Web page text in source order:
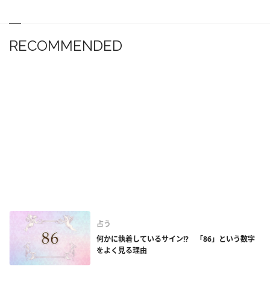
RECOMMENDED
占う
何かに執着しているサイン!? 「86」という数字
をよく見る理由